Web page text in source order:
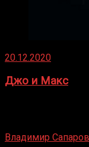
20.12.2020
Джо и Макс
Владимир Сапаров